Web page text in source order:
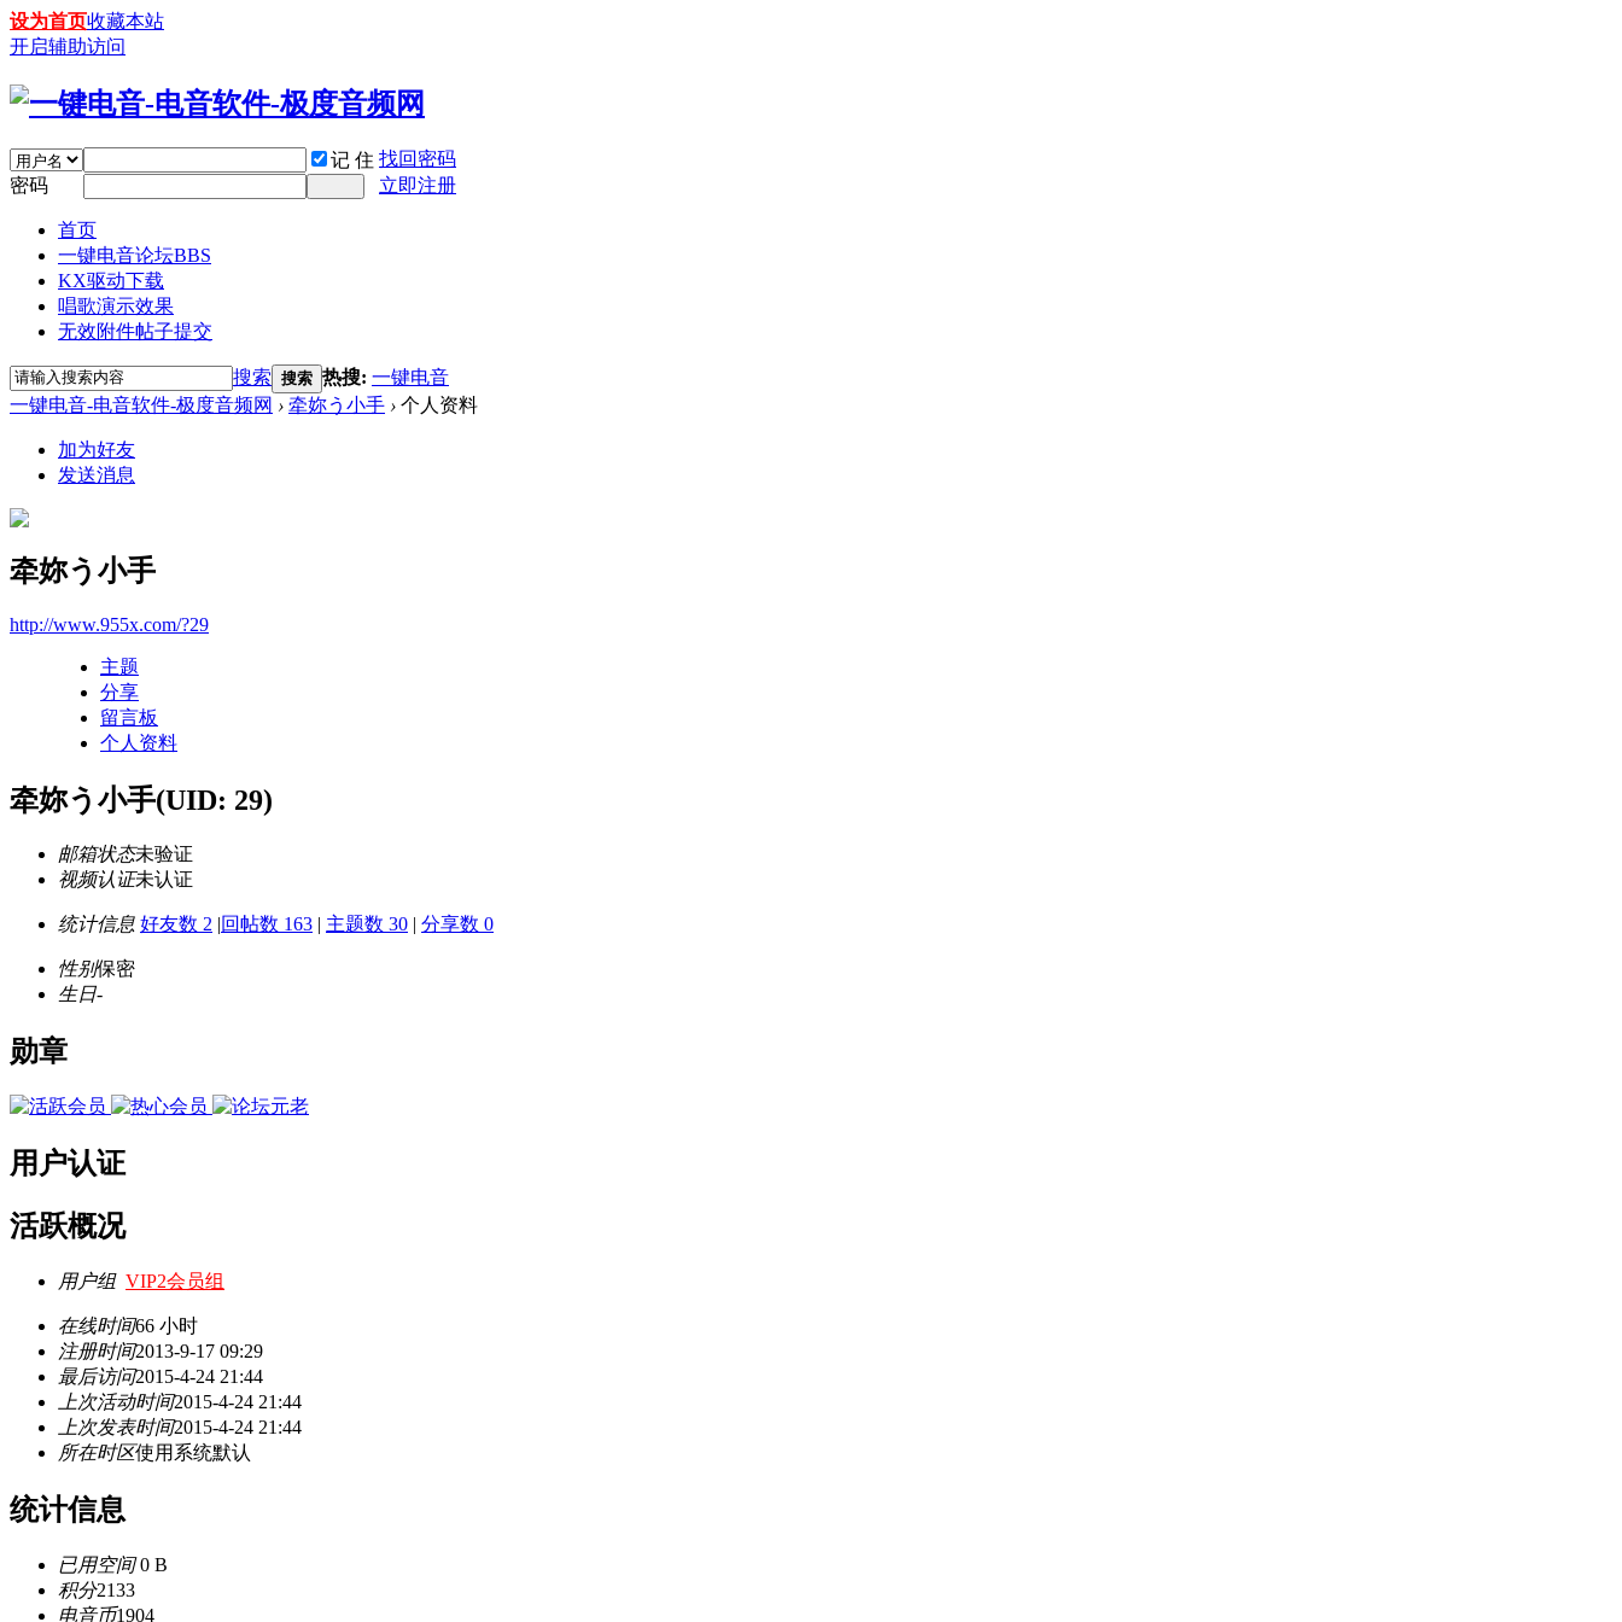
设为首页收藏本站
开启辅助访问
记 住 找回密码
密码
立即注册
首页
一键电音论坛BBS
KX驱动下载
唱歌演示效果
无效附件帖子提交
搜索 搜索 热搜: 一键电音
一键电音-电音软件-极度音频网 › 牵妳う小手 › 个人资料
加为好友
发送消息
牵妳う小手
http://www.955x.com/?29
主题
分享
留言板
个人资料
牵妳う小手(UID: 29)
邮箱状态未验证
视频认证未认证
统计信息 好友数 2 |回帖数 163 | 主题数 30 | 分享数 0
性别保密
生日-
勋章
用户认证
活跃概况
用户组 VIP2会员组
在线时间66 小时
注册时间2013-9-17 09:29
最后访问2015-4-24 21:44
上次活动时间2015-4-24 21:44
上次发表时间2015-4-24 21:44
所在时区使用系统默认
统计信息
已用空间0 B
积分2133
电音币1904